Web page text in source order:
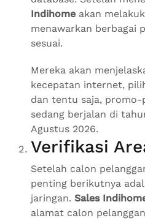
Indihome akan
menawarkan berbagai
sesuai.
Mereka akan
kecepatan internet,
dan tentu saja,
sedang berjalan di
Agustus 2026.
Verifikasi
Setelah calon
penting berikutnya
jaringan. Sales
alamat calon